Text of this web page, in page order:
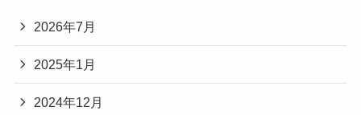
2026年7月
2025年1月
2024年12月